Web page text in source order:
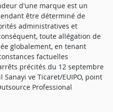
d'une marque est un
être déterminé de
administratives et
toute allégation de
globalement, en tenant
factuelles
précités du 12 septembre
Sanayi ve Ticaret/EUIPO, point
Professional